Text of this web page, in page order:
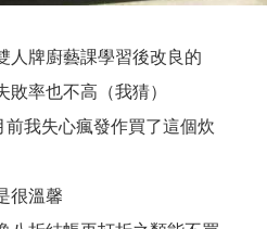
人牌廚藝課學習後改良的
率也不高（我猜）
我失心瘋發作買了這個炊
很溫馨